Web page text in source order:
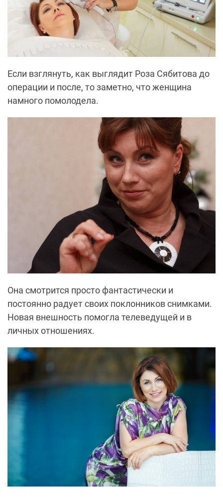
Если взглянуть, как выглядит Роза Сябитова до
операции и после, то заметно, что женщина
намного помолодела.
Она смотрится просто фантастически и
постоянно радует своих поклонников снимками.
Новая внешность помогла телеведущей и в
личных отношениях.